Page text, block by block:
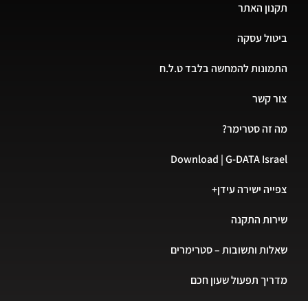
תקנון האתר
ביטול עסקה
התמונות להמחשה בלבד ט.ל.ח
צור קשר
מה זה סטרימר?
Download | G-DATA Israel
צפייה ישירה עידן+
שירות התקנה
שאלות ותשובות – סטרימרים
מדריך תפעול שעון חכם